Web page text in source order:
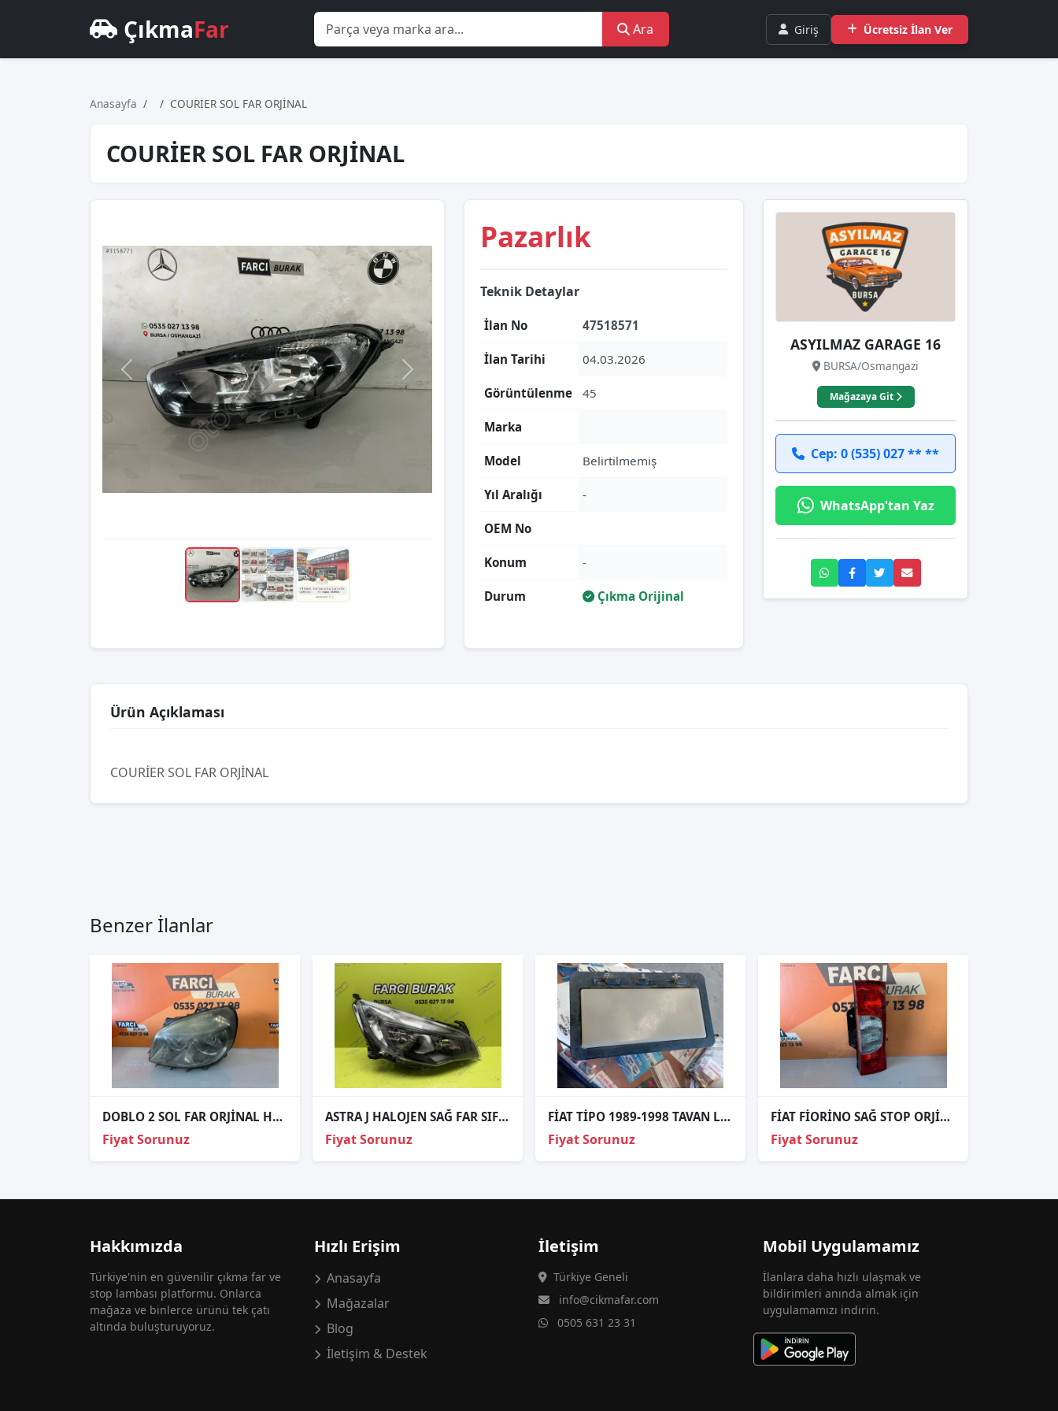
ÇıkmaFar Ara Giriş Ücretsiz İlan Ver
Anasayfa COURİER SOL FAR ORJİNAL
COURİER SOL FAR ORJİNAL
Pazarlık
Teknik Detaylar
İlan No 47518571
İlan Tarihi 04.03.2026
Görüntülenme 45
Marka
Model Belirtilmemiş
Yıl Aralığı -
OEM No
Konum -
Durum Çıkma Orijinal
ASYILMAZ GARAGE 16
BURSA/Osmangazi
Mağazaya Git
Cep: 0 (535) 027 ** **
WhatsApp'tan Yaz
Ürün Açıklaması
COURİER SOL FAR ORJİNAL
Benzer İlanlar
DOBLO 2 SOL FAR ORJİNAL HATASIZ
Fiyat Sorunuz
ASTRA J HALOJEN SAĞ FAR SIFIR İTHAL DEPO
Fiyat Sorunuz
FİAT TİPO 1989-1998 TAVAN LAMBASI..085 6601
Fiyat Sorunuz
FİAT FİORİNO SAĞ STOP ORJİNAL
Fiyat Sorunuz
Hakkımızda
Türkiye'nin en güvenilir çıkma far ve
stop lambası platformu. Onlarca
mağaza ve binlerce ürünü tek çatı
altında buluşturuyoruz.
Hızlı Erişim
Anasayfa
Mağazalar
Blog
İletişim & Destek
İletişim
Türkiye Geneli
info@cikmafar.com
0505 631 23 31
Mobil Uygulamamız
İlanlara daha hızlı ulaşmak ve
bildirimleri anında almak için
uygulamamızı indirin.